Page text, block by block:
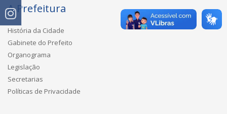
A Prefeitura
História da Cidade
Gabinete do Prefeito
Organograma
Legislação
Secretarias
Políticas de Privacidade